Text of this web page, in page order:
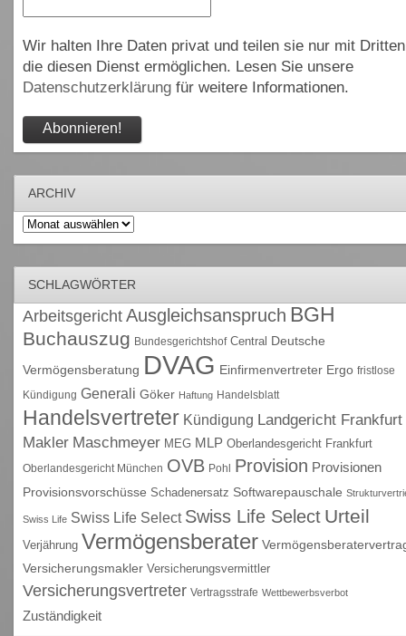
Wir halten Ihre Daten privat und teilen sie nur mit
die diesen Dienst ermöglichen. Lesen Sie unsere
Datenschutzerklärungfür weitere Informationen.
ARCHIV
Archiv
SCHLAGWÖRTER
Arbeitsgericht Ausgleichsanspruch BGH
Buchauszug Bundesgerichtshof Central Deutsche
Vermögensberatung DVAG Einfirmenvertreter Ergo fristlose
Kündigung Generali Göker Haftung Handelsblatt
Handelsvertreter Kündigung Landgericht Frankfurt
Makler Maschmeyer MEG MLP Oberlandesgericht Frankfurt
Oberlandesgericht München OVB Pohl Provision Provisionen
Provisionsvorschüsse Schadenersatz Softwarepauschale
Swiss Life Swiss Life Select Swiss Life Select Urteil
Verjährung Vermögensberater
Versicherungsmakler Versicherungsvermittler
Versicherungsvertreter Vertragsstrafe Wettbewerbsverbot
Zuständigkeit